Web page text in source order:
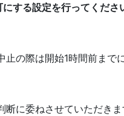
する設定を行ってくださ
の際は開始1時間前まで
に委ねさせていただき